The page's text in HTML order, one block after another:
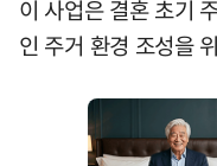
이 사업은 결혼 초기
인 주거 환경 조성을